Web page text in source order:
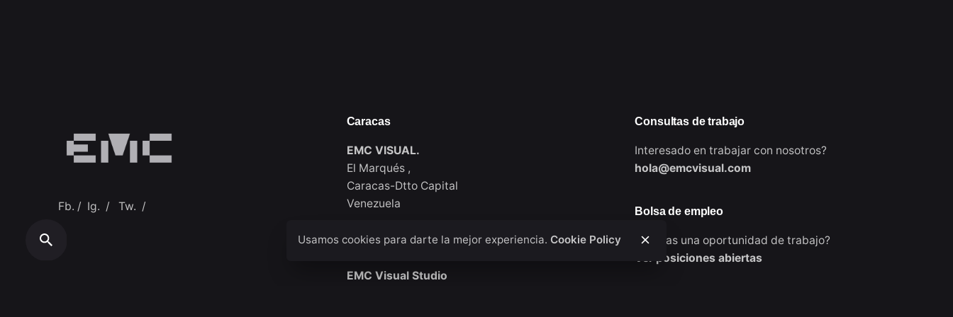
Fb. / Ig. / Tw. /
Caracas
EMC VISUAL.
El Marqués ,
Caracas-Dtto Capital
Venezuela
New York
EMC Visual Studio
Consultas de trabajo
Interesado en trabajar con nosotros?
hola@emcvisual.com
Bolsa de empleo
¿Buscas una oportunidad de trabajo?
Ver posiciones abiertas
Usamos cookies para darte la mejor experiencia. Cookie Policy